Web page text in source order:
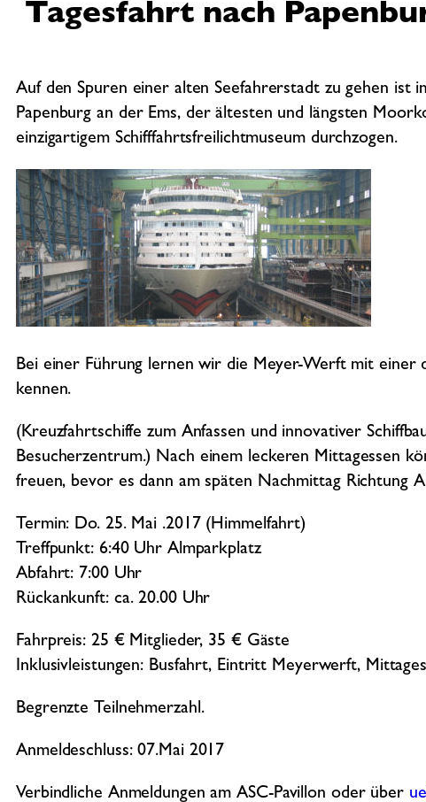
Tagesfahrt nach
Auf den Spuren einer alten Seefahrerstadt zu gehen ist
Papenburg an der Ems, der ältesten und längsten
einzigartigem Schifffahrtsfreilichtmuseum durchzogen.
Bei einer Führung lernen wir die Meyer-Werft mit einer
kennen.
(Kreuzfahrtschiffe zum Anfassen und innovativer
Besucherzentrum.) Nach einem leckeren Mittagessen
freuen, bevor es dann am späten Nachmittag Richtung
Termin: Do. 25. Mai .2017 (Himmelfahrt)
Treffpunkt: 6:40 Uhr Almparkplatz
Abfahrt: 7:00 Uhr
Rückankunft: ca. 20.00 Uhr
Fahrpreis: 25 € Mitglieder, 35 € Gäste
Inklusivleistungen: Busfahrt, Eintritt Meyerwerft,
Begrenzte Teilnehmerzahl.
Anmeldeschluss: 07.Mai 2017
Verbindliche Anmeldungen am ASC-Pavillon oder über